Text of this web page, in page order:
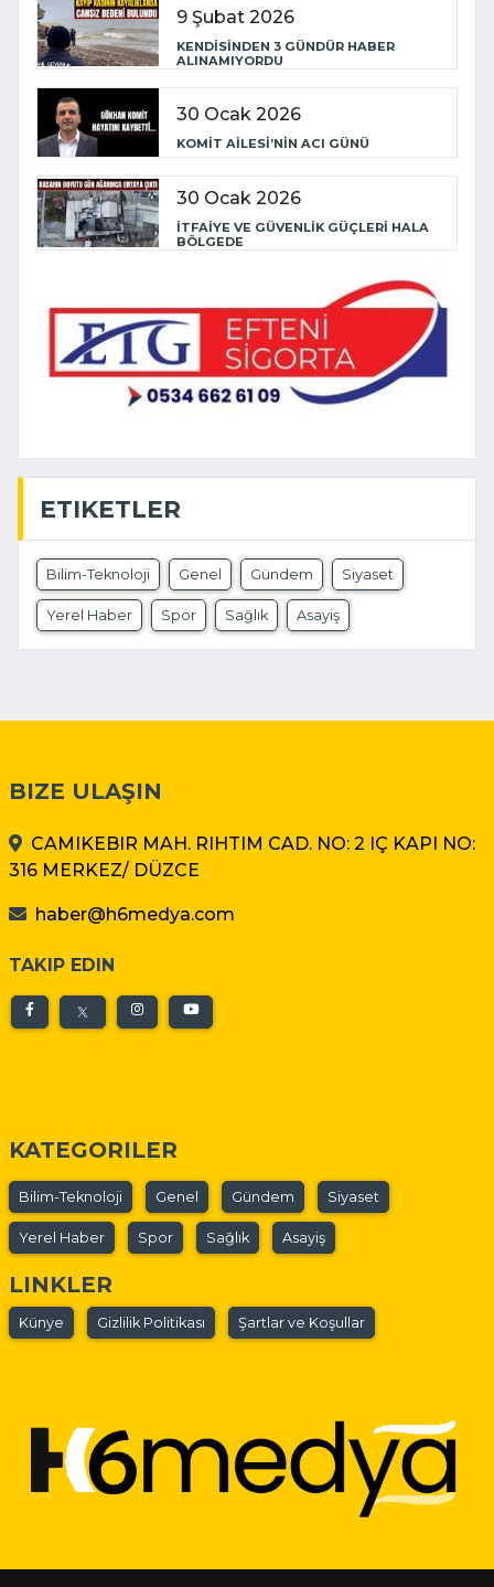
9 Şubat 2026
KENDİSİNDEN 3 GÜNDÜR HABER
ALINAMIYORDU
30 Ocak 2026
KOMİT AİLESİ’NİN ACI GÜNÜ
30 Ocak 2026
İTFAİYE VE GÜVENLİK GÜÇLERİ HALA
BÖLGEDE
ETIKETLER
Bilim-Teknoloji Genel Gündem Siyaset
Yerel Haber Spor Sağlık Asayiş
BIZE ULAŞIN
CAMIKEBIR MAH. RIHTIM CAD. NO: 2 IÇ KAPI NO:
316 MERKEZ/ DÜZCE
haber@h6medya.com
TAKIP EDIN
KATEGORILER
Bilim-Teknoloji Genel Gündem Siyaset
Yerel Haber Spor Sağlık Asayiş
LINKLER
Künye Gizlilik Politikası Şartlar ve Koşullar